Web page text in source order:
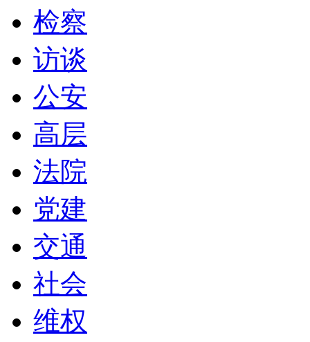
检察
访谈
公安
高层
法院
党建
交通
社会
维权